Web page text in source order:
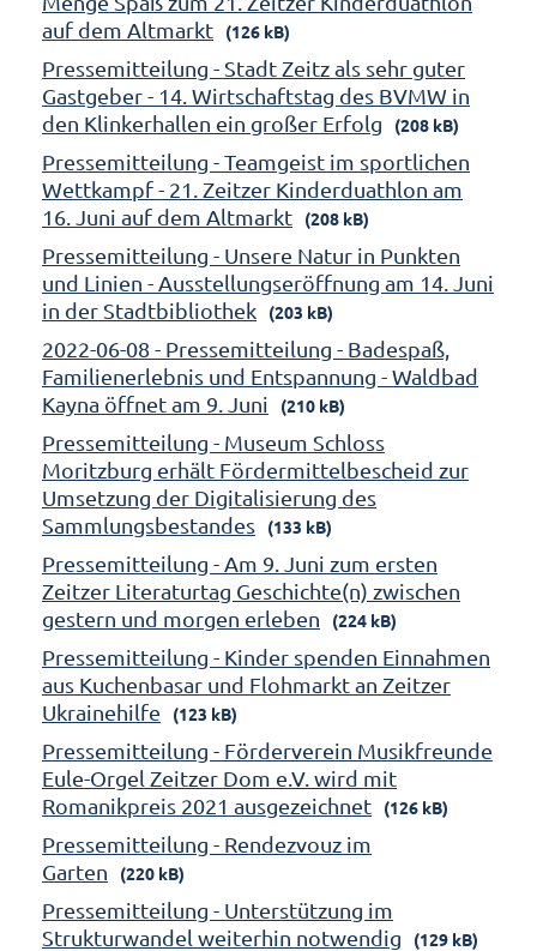
auf dem Altmarkt
(126 kB)
Pressemitteilung - Stadt Zeitz als sehr guter
Gastgeber - 14. Wirtschaftstag des BVMW in
den Klinkerhallen ein großer Erfolg
(208 kB)
Pressemitteilung - Teamgeist im sportlichen
Wettkampf - 21. Zeitzer Kinderduathlon am
16. Juni auf dem Altmarkt
(208 kB)
Pressemitteilung - Unsere Natur in Punkten
und Linien - Ausstellungseröffnung am 14. Juni
in der Stadtbibliothek
(203 kB)
2022-06-08 - Pressemitteilung - Badespaß,
Familienerlebnis und Entspannung - Waldbad
Kayna öffnet am 9. Juni
(210 kB)
Pressemitteilung - Museum Schloss
Moritzburg erhält Fördermittelbescheid zur
Umsetzung der Digitalisierung des
Sammlungsbestandes
(133 kB)
Pressemitteilung - Am 9. Juni zum ersten
Zeitzer Literaturtag Geschichte(n) zwischen
gestern und morgen erleben
(224 kB)
Pressemitteilung - Kinder spenden Einnahmen
aus Kuchenbasar und Flohmarkt an Zeitzer
Ukrainehilfe
(123 kB)
Pressemitteilung - Förderverein Musikfreunde
Eule-Orgel Zeitzer Dom e.V. wird mit
Romanikpreis 2021 ausgezeichnet
(126 kB)
Pressemitteilung - Rendezvouz im
Garten
(220 kB)
Pressemitteilung - Unterstützung im
Strukturwandel weiterhin notwendig
(129 kB)